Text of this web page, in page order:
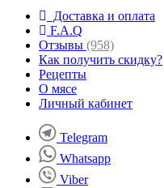
Доставка и оплата
F.A.Q
Отзывы (958)
Как получить скидку?
Рецепты
О мясе
Личный кабинет
Telegram
Whatsapp
Viber